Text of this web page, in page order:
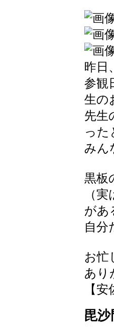
昨日
参観
生の
先生
った
みん
黒板
（
があ
自分
お忙
あり
【
毘